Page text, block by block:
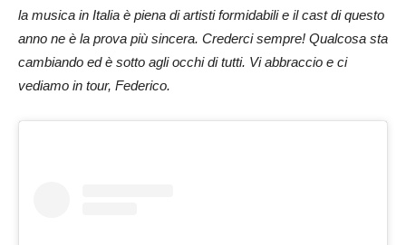
la musica in Italia è piena di artisti formidabili e il cast di questo
anno ne è la prova più sincera. Crederci sempre! Qualcosa sta
cambiando ed è sotto agli occhi di tutti. Vi abbraccio e ci
vediamo in tour, Federico.